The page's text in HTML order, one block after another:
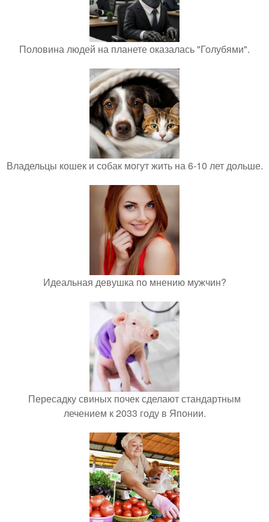
Половина людей на планете оказалась "Голубями".
Владельцы кошек и собак могут жить на 6-10 лет дольше.
Идеальная девушка по мнению мужчин?
Пересадку свиных почек сделают стандартным
лечением к 2033 году в Японии.